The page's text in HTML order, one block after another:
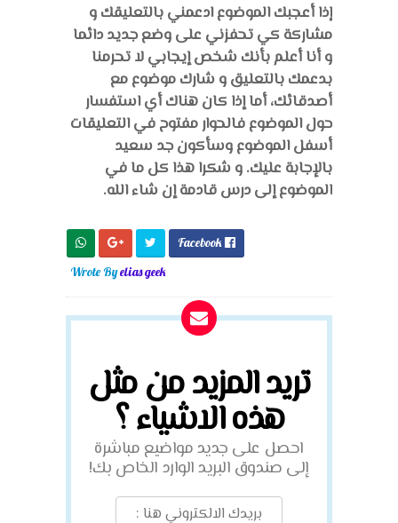
إذا أعجبك الموضوع ادعمني بالتعليقك و
مشاركة كي تحفزني على وضع جديد دائما
و أنا أعلم بأنك شخص إيجابي لا تحرمنا
بدعمك بالتعليق و شارك موضوع مع
أصدقائك، أما إذا كان هناك أي استفسار
حول الموضوع فالحوار مفتوح في التعليقات
أسفل الموضوع وسأكون جد سعيد
بالإجابة عليك. و شكرا هذا كل ما في
الموضوع إلى درس قادمة إن شاء الله.

Wrote Byelias geek
تريد المزيد من مثل
هذه الاشياء ؟
احصل على جديد مواضيع مباشرة
إلى صندوق البريد الوارد الخاص بك!